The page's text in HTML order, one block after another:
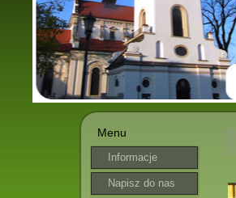
Menu
Informacje
parafialne
Napisz do nas